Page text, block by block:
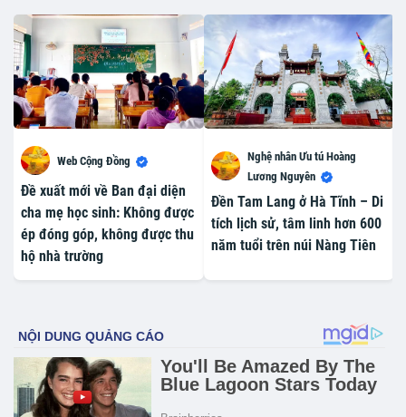
Web Cộng Đồng
Đề xuất mới về Ban đại diện
cha mẹ học sinh: Không được
ép đóng góp, không được thu
hộ nhà trường
Nghệ nhân Ưu tú Hoàng
Lương Nguyên
Đền Tam Lang ở Hà Tĩnh – Di
tích lịch sử, tâm linh hơn 600
năm tuổi trên núi Nàng Tiên